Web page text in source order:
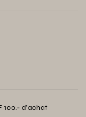
100.- d’achat